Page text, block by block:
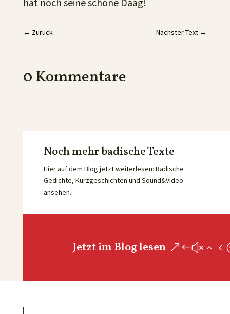
← Zurück Nächster Text →
0 Kommentare
Noch mehr badische Texte
Hier auf dem Blog jetzt weiterlesen: Badische
Gedichte, Kurzgeschichten und Sound&Video
ansehen.
Jetzt im Blog lesen